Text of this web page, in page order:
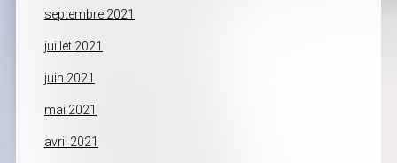
septembre 2021
juillet 2021
juin 2021
mai 2021
avril 2021